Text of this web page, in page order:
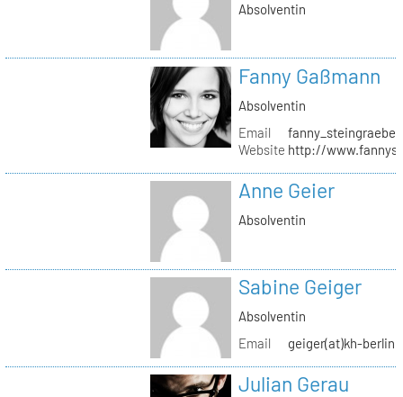
Absolventin
Fanny Gaßmann
Absolventin
Email
Website http://
Anne Geier
Absolventin
Sabine Geiger
Absolventin
Email
geiger(at)kh-
Julian Gerau